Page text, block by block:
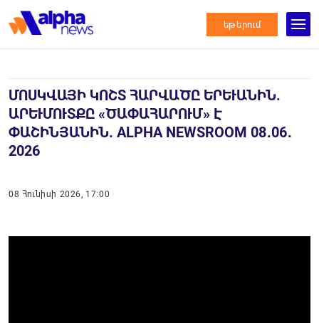
եթերում
ՄՈՍԿՎԱՅԻ ԿՈՇՏ ՀԱՐՎԱԾԸ ԵՐԵՒԱՆԻՆ. Ա
ՐԵՒՄՈՒՏՔԸ «ԾԱՓԱՀԱՐՈՒՄ» Է ՓԱ
ՇԻՆՅԱՆԻՆ. ALPHA NEWSROOM 08․06․20
26
08 Հունիսի 2026, 17:00